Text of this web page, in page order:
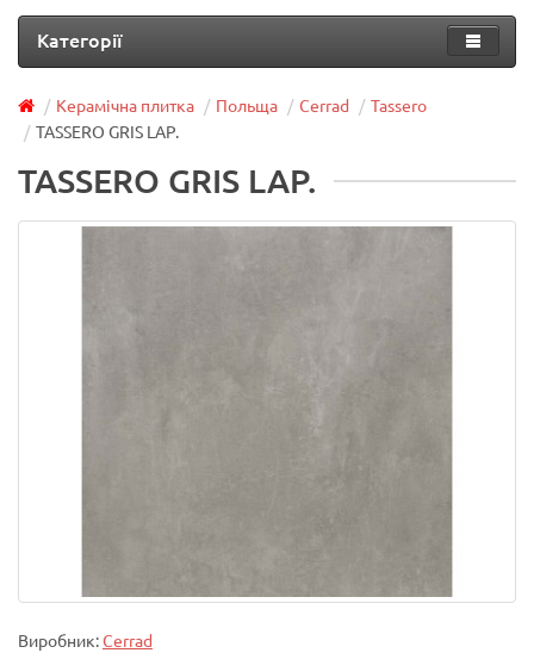
Категорії
Керамічна плитка Польща Cerrad
Tassero
TASSERO GRIS LAP.
TASSERO GRIS LAP.
Виробник:Cerrad